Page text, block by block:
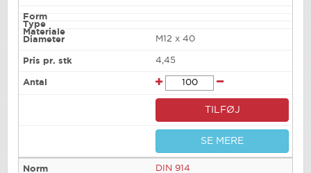
M12 x 40
4,45
TILFØJ
SE MERE
DIN 914